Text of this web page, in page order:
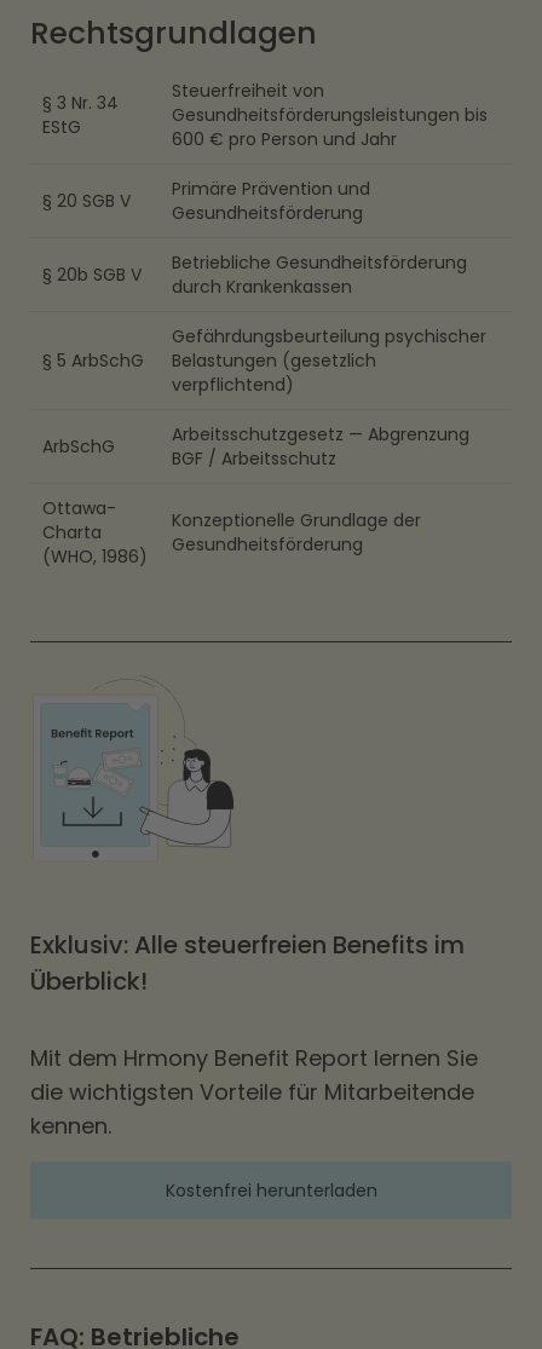
Rechtsgrundlagen
§ 3 Nr. 34
EStG
Steuerfreiheit von
Gesundheitsförderungsleistungen bis
600 € pro Person und Jahr
§ 20 SGB V
Primäre Prävention und
Gesundheitsförderung
§ 20b SGB V
Betriebliche Gesundheitsförderung
durch Krankenkassen
§ 5 ArbSchG
Gefährdungsbeurteilung psychischer
Belastungen (gesetzlich
verpflichtend)
ArbSchG
Arbeitsschutzgesetz — Abgrenzung
BGF / Arbeitsschutz
Ottawa-
Charta
(WHO, 1986)
Konzeptionelle Grundlage der
Gesundheitsförderung
Exklusiv: Alle steuerfreien Benefits im
Überblick!
Mit dem Hrmony Benefit Report lernen Sie
die wichtigsten Vorteile für Mitarbeitende
kennen.
Kostenfrei herunterladen
FAQ: Betriebliche